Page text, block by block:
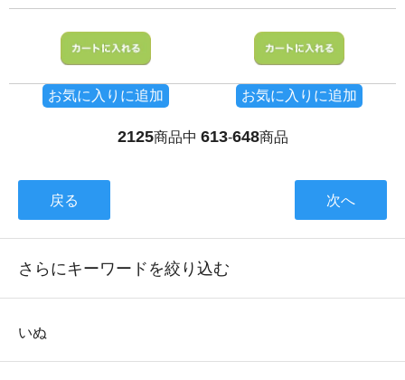
お気に入りに追加 お気に入りに追加
2125商品中 613-648商品
戻る 次へ
さらにキーワードを絞り込む
いぬ